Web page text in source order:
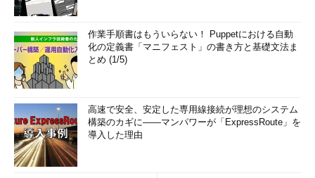
作業手順書はもういらない！ Puppetにおける自動
化の定義書「マニフェスト」の書き方と基礎文法ま
とめ (1/5)
高速で安全、安定した専用線接続が理想のシステム
構築のカギに――マンパワーが「ExpressRoute」を
導入した理由